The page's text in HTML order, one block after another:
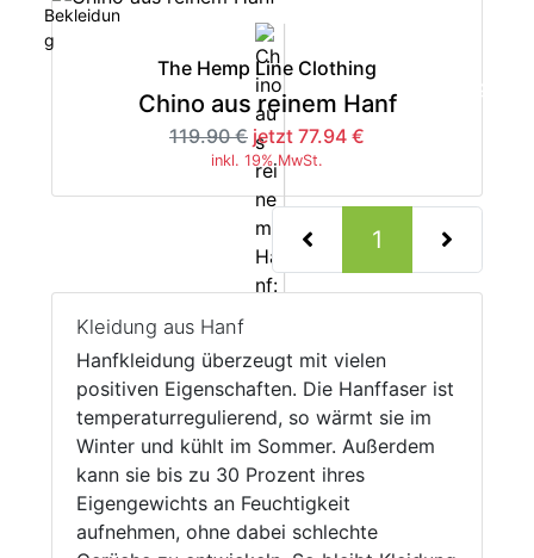
The Hemp Line Clothing
Chino aus reinem Hanf
119.90 € jetzt 77.94 €
inkl. 19% MwSt.
-35%
1 (current)
Kleidung aus Hanf
Hanfkleidung überzeugt mit vielen
positiven Eigenschaften. Die Hanffaser ist
temperaturregulierend, so wärmt sie im
Winter und kühlt im Sommer. Außerdem
kann sie bis zu 30 Prozent ihres
Eigengewichts an Feuchtigkeit
aufnehmen, ohne dabei schlechte